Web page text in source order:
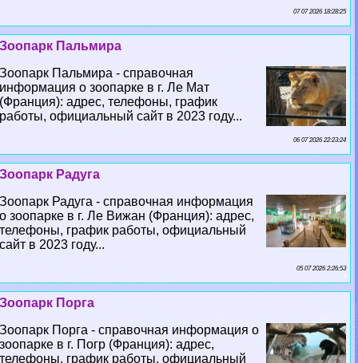
07 07 2026 18:28:25
Зоопарк Пальмира
Зоопарк Пальмира - справочная
информация о зоопарке в г. Ле Мат
(Франция): адрес, телефоны, график
работы, официальный сайт в 2023 году...
06 07 2026 22:23:24
Зоопарк Радуга
Зоопарк Радуга - справочная информация
о зоопарке в г. Ле Вижан (Франция): адрес,
телефоны, график работы, официальный
сайт в 2023 году...
05 07 2026 2:26:53
Зоопарк Порга
Зоопарк Порга - справочная информация о
зоопарке в г. Погр (Франция): адрес,
телефоны, график работы, официальный